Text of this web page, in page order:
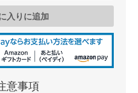
入りに追加
意事項